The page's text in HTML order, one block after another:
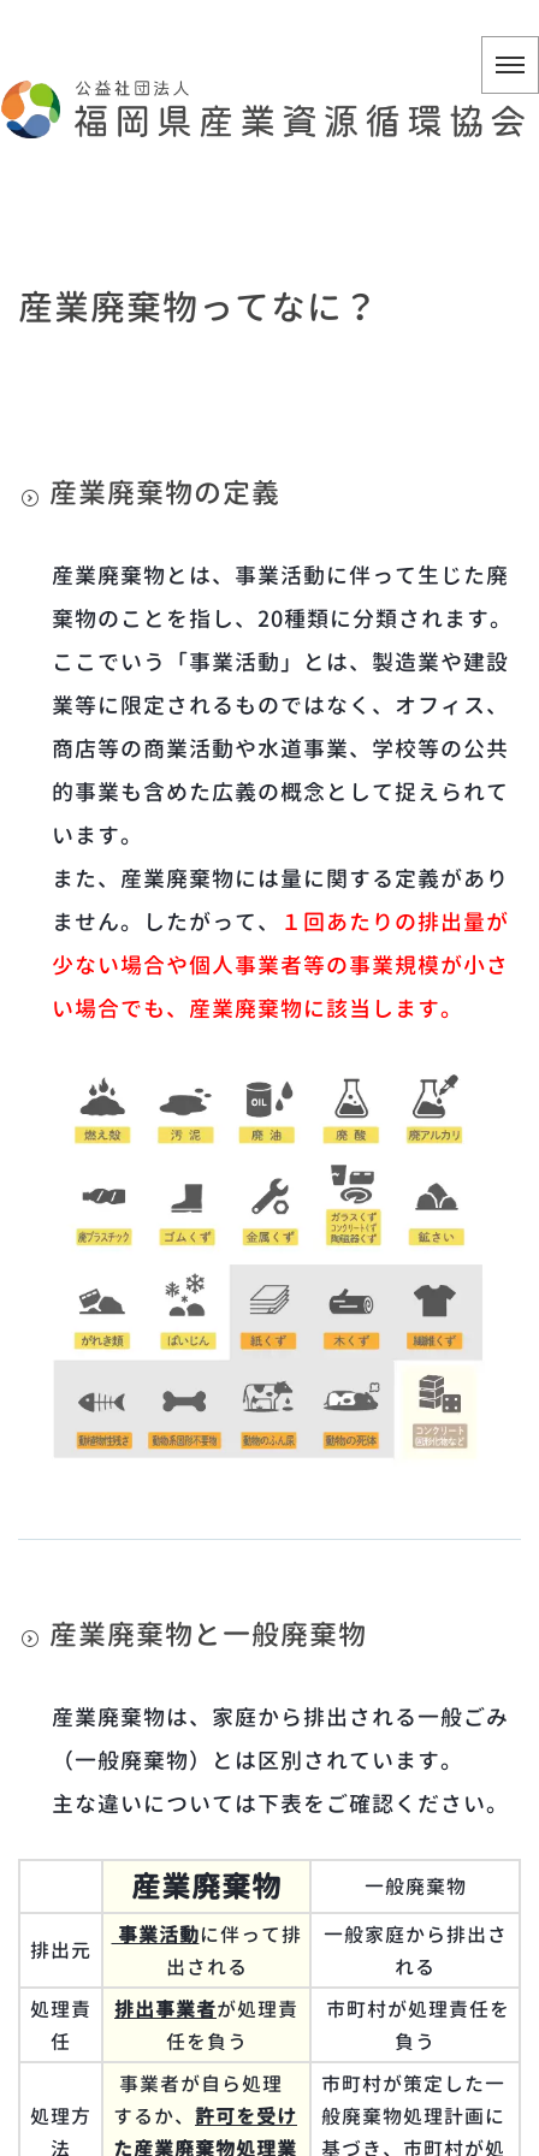
産業廃棄物ってなに？
産業廃棄物の定義
産業廃棄物とは、事業活動に伴って生じた廃
棄物のことを指し、20種類に分類されます。
ここでいう「事業活動」とは、製造業や建設
業等に限定されるものではなく、オフィス、
商店等の商業活動や水道事業、学校等の公共
的事業も含めた広義の概念として捉えられて
います。
また、産業廃棄物には量に関する定義があり
ません。したがって、
１回あたりの排出量が
少ない場合や個人事業者等の事業規模が小さ
い場合でも、産業廃棄物に該当します。
産業廃棄物と一般廃棄物
産業廃棄物は、家庭から排出される一般ごみ
（一般廃棄物）とは区別されています。
主な違いについては下表をご確認ください。
産業廃棄物 一般廃棄物
排出元
事業活動に伴って排
出される
一般家庭から排出さ
れる
処理責
任
排出事業者が処理責
任を負う
市町村が処理責任を
負う
処理方
法
事業者が自ら処理
するか、 許可を受け
た産業廃棄物処理業
市町村が策定した一
般廃棄物処理計画に
基づき、市町村が処